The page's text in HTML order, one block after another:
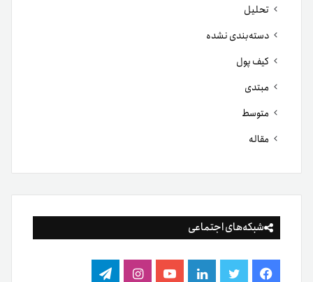
تحلیل
دسته‌بندی نشده
کیف پول
مبتدی
متوسط
مقاله
شبکه‌های اجتماعی